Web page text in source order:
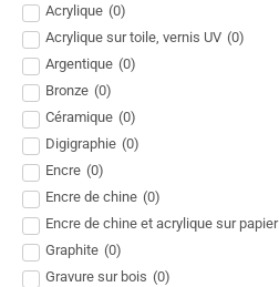
Acrylique (0)
Acrylique sur toile, vernis UV (0)
Argentique (0)
Bronze (0)
Céramique (0)
Digigraphie (0)
Encre (0)
Encre de chine (0)
Encre de chine et acrylique sur papier
Graphite (0)
Gravure sur bois (0)